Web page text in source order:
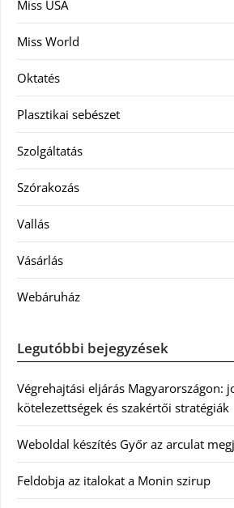
Miss USA
Miss World
Oktatés
Plasztikai sebészet
Szolgáltatás
Szórakozás
Vallás
Vásárlás
Webáruház
Legutóbbi bejegyzések
Végrehajtási eljárás Magyarországon:
kötelezettségek és szakértői stratégiák
Weboldal készítés Győr az arculat
Feldobja az italokat a Monin szirup